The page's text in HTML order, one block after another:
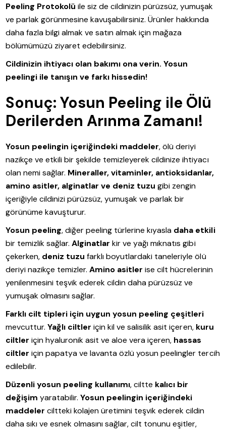
Peeling Protokolü ile siz de cildinizin pürüzsüz, yumuşak
ve parlak görünmesine kavuşabilirsiniz. Ürünler hakkında
daha fazla bilgi almak ve satın almak için mağaza
bölümümüzü ziyaret edebilirsiniz.
Cildinizin ihtiyacı olan bakımı ona verin. Yosun
peelingi ile tanışın ve farkı hissedin!
Sonuç: Yosun Peeling ile Ölü
Derilerden Arınma Zamanı!
Yosun peelingin içeriğindeki maddeler, ölü deriyi
nazikçe ve etkili bir şekilde temizleyerek cildinize ihtiyacı
olan nemi sağlar. Mineraller, vitaminler, antioksidanlar,
amino asitler, alginatlar ve deniz tuzu gibi zengin
içeriğiyle cildinizi pürüzsüz, yumuşak ve parlak bir
görünüme kavuşturur.
Yosun peeling, diğer peeling türlerine kıyasla daha etkili
bir temizlik sağlar.Alginatlar kir ve yağı mıknatıs gibi
çekerken, deniz tuzu farklı boyutlardaki taneleriyle ölü
deriyi nazikçe temizler.Amino asitler ise cilt hücrelerinin
yenilenmesini teşvik ederek cildin daha pürüzsüz ve
yumuşak olmasını sağlar.
Farklı cilt tipleri için uygun yosun peeling çeşitleri
mevcuttur.Yağlı ciltler için kil ve salisilik asit içeren, kuru
ciltler için hyaluronik asit ve aloe vera içeren, hassas
ciltler için papatya ve lavanta özlü yosun peelingler tercih
edilebilir.
Düzenli yosun peeling kullanımı, ciltte kalıcı bir
değişim yaratabilir.Yosun peelingin içeriğindeki
maddeler ciltteki kolajen üretimini teşvik ederek cildin
daha sıkı ve esnek olmasını sağlar, cilt tonunu eşitler,